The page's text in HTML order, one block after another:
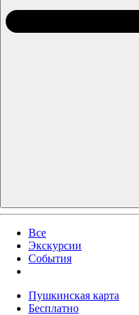
Все
Экскурсии
События
Пушкинская карта
Бесплатно